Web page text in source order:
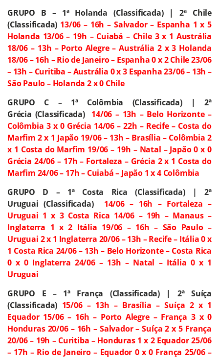
GRUPO B – 1ª Holanda (Classificada) | 2ª Chile
(Classificada) 13/06 – 16h – Salvador – Espanha 1 x 5
Holanda 13/06 – 19h – Cuiabá – Chile 3 x 1 Austrália
18/06 – 13h – Porto Alegre – Austrália 2 x 3 Holanda
18/06 – 16h – Rio de Janeiro – Espanha 0 x 2 Chile23/06
– 13h – Curitiba – Austrália 0 x 3 Espanha23/06 – 13h –
São Paulo – Holanda 2 x 0 Chile
GRUPO C – 1ª Colômbia (Classificada) | 2ª
Grécia (Classificada)
14/06 – 13h – Belo Horizonte –
Colômbia 3 x 0 Grécia 14/06 – 22h – Recife – Costa do
Marfim 2 x 1 Japão 19/06 – 13h – Brasília – Colômbia 2
x 1 Costa do Marfim 19/06 – 19h – Natal – Japão 0 x 0
Grécia 24/06 – 17h – Fortaleza – Grécia 2 x 1 Costa do
Marfim 24/06 – 17h – Cuiabá – Japão 1 x 4 Colômbia
GRUPO D – 1ª Costa Rica (Classificada) | 2ª
Uruguai(Classificada)
14/06 – 16h – Fortaleza –
Uruguai 1 x 3 Costa Rica 14/06 – 19h – Manaus –
Inglaterra 1 x 2 Itália 19/06 – 16h – São Paulo –
Uruguai 2 x 1 Inglaterra 20/06 – 13h – Recife – Itália 0 x
1 Costa Rica 24/06 – 13h – Belo Horizonte – Costa Rica
0 x 0 Inglaterra 24/06 – 13h – Natal – Itália 0 x 1
Uruguai
GRUPO E – 1ª França (Classificada) | 2ª Suíça
(Classificada) 15/06 – 13h – Brasília – Suíça 2 x 1
Equador 15/06 – 16h – Porto Alegre – França 3 x 0
Honduras 20/06 – 16h – Salvador – Suíça 2 x 5 França
20/06 – 19h – Curitiba – Honduras 1 x 2 Equador 25/06
– 17h – Rio de Janeiro – Equador 0 x 0 França 25/06 –